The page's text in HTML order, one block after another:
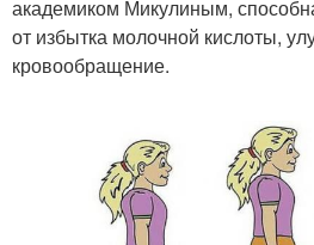
академиком Микулиным,
от избытка молочной кислоты,
кровообращение.